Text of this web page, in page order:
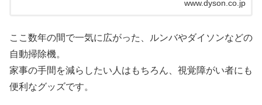
www.dyson.co.jp
ここ数年の間で一気に広がった、ルンバやダイソンなどの
自動掃除機。
家事の手間を減らしたい人はもちろん、視覚障がい者にも
便利なグッズです。